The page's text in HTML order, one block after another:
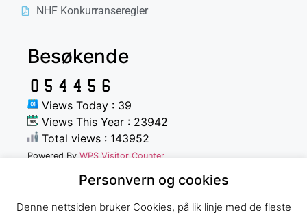
NHF Konkurranseregler
Besøkende
Views Today : 39
Views This Year : 23942
Total views : 143952
Powered By WPS Visitor Counter
Personvern og cookies
Denne nettsiden bruker Cookies, på lik linje med de fleste